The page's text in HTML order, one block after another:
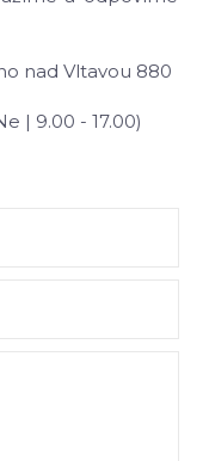
nad Vltavou 880
| 9.00 - 17.00)